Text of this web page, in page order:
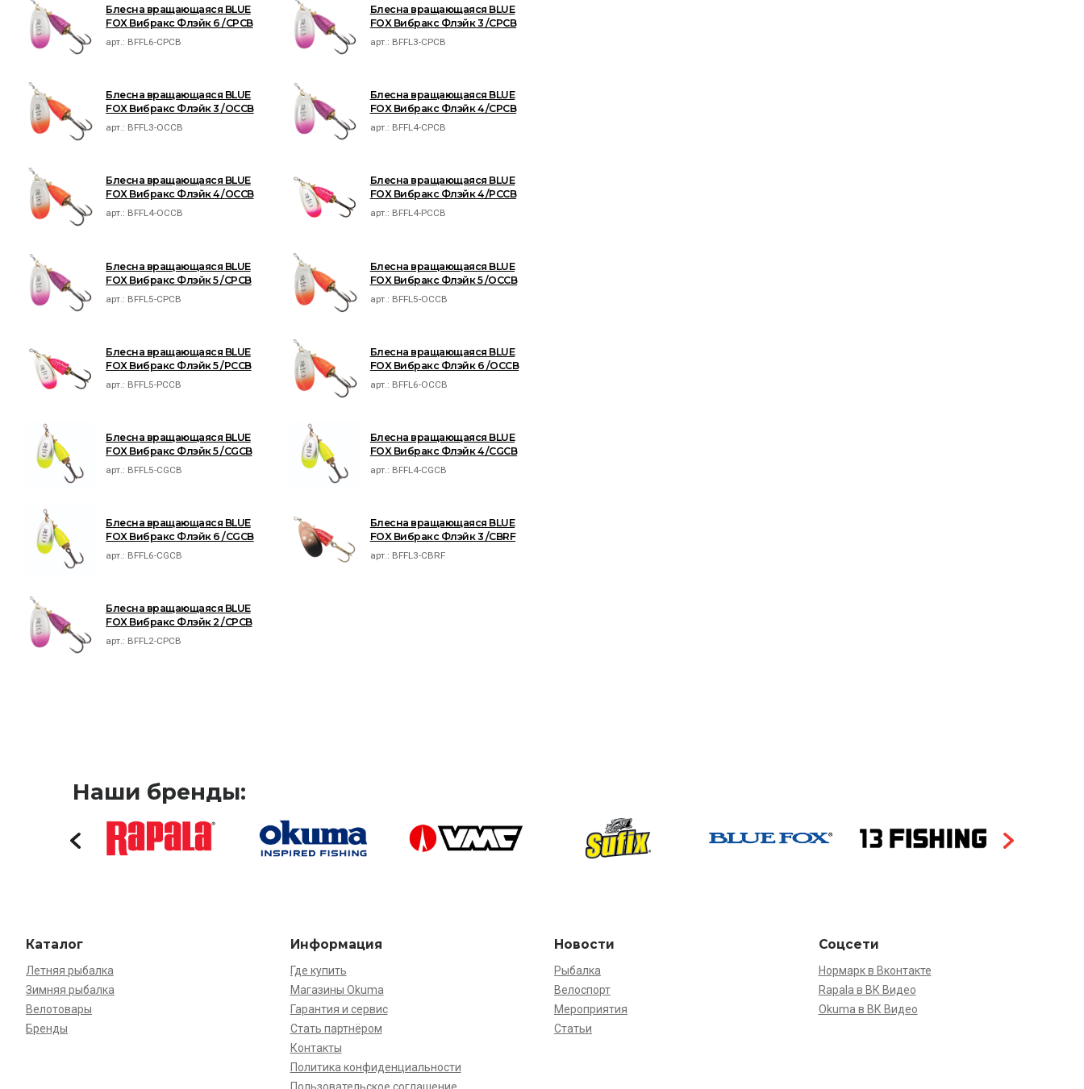
Блесна вращающаяся BLUE
FOX Вибракс Флэйк 6 /CPCB
арт.: BFFL6-CPCB
Блесна вращающаяся BLUE
FOX Вибракс Флэйк 3 /CPCB
арт.: BFFL3-CPCB
Блесна вращающаяся BLUE
FOX Вибракс Флэйк 3 /OCCB
арт.: BFFL3-OCCB
Блесна вращающаяся BLUE
FOX Вибракс Флэйк 4 /CPCB
арт.: BFFL4-CPCB
Блесна вращающаяся BLUE
FOX Вибракс Флэйк 4 /OCCB
арт.: BFFL4-OCCB
Блесна вращающаяся BLUE
FOX Вибракс Флэйк 4 /PCCB
арт.: BFFL4-PCCB
Блесна вращающаяся BLUE
FOX Вибракс Флэйк 5 /CPCB
арт.: BFFL5-CPCB
Блесна вращающаяся BLUE
FOX Вибракс Флэйк 5 /OCCB
арт.: BFFL5-OCCB
Блесна вращающаяся BLUE
FOX Вибракс Флэйк 5 /PCCB
арт.: BFFL5-PCCB
Блесна вращающаяся BLUE
FOX Вибракс Флэйк 6 /OCCB
арт.: BFFL6-OCCB
Блесна вращающаяся BLUE
FOX Вибракс Флэйк 5 /CGCB
арт.: BFFL5-CGCB
Блесна вращающаяся BLUE
FOX Вибракс Флэйк 4 /CGCB
арт.: BFFL4-CGCB
Блесна вращающаяся BLUE
FOX Вибракс Флэйк 6 /CGCB
арт.: BFFL6-CGCB
Блесна вращающаяся BLUE
FOX Вибракс Флэйк 3 /CBRF
арт.: BFFL3-CBRF
Блесна вращающаяся BLUE
FOX Вибракс Флэйк 2 /CPCB
арт.: BFFL2-CPCB
Наши бренды:
Каталог
Летняя рыбалка
Зимняя рыбалка
Велотовары
Бренды
Информация
Где купить
Магазины Okuma
Гарантия и сервис
Стать партнёром
Контакты
Политика конфиденциальности
Новости
Рыбалка
Велоспорт
Мероприятия
Статьи
Соцсети
Нормарк в Вконтакте
Rapala в ВК Видео
Okuma в ВК Видео